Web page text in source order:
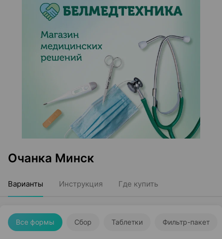
Очанка Минск
Варианты Инструкция Где купить
Все формы Сбор Таблетки Фильтр-пакет